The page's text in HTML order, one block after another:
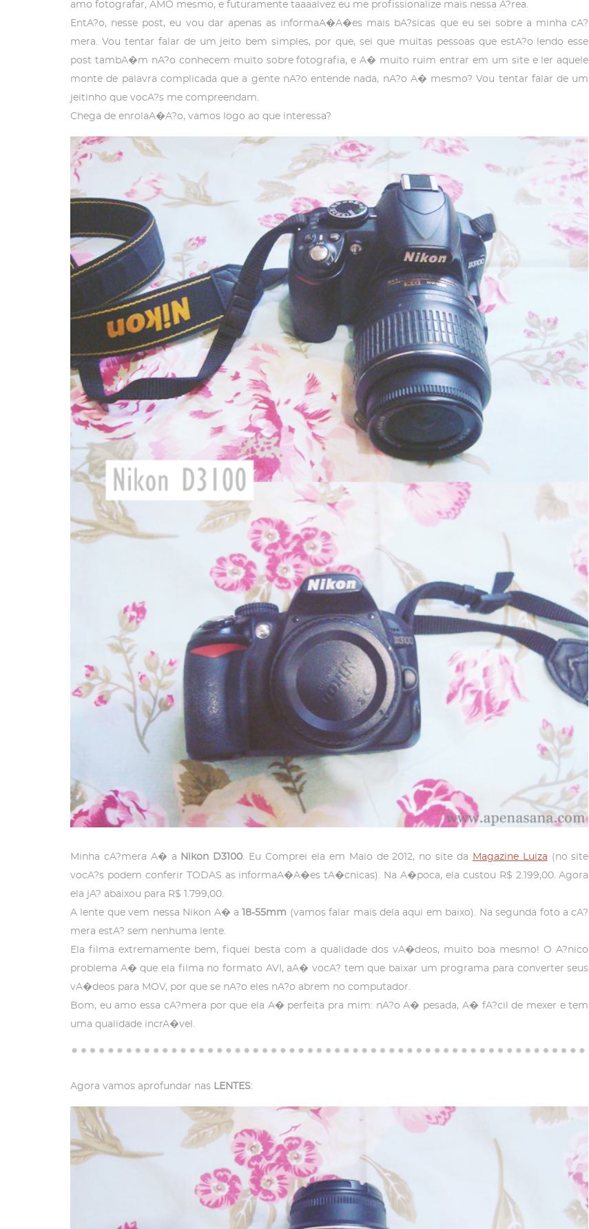
amo fotografar, AMO mesmo, e futuramente taaaalvez eu me profissionalize mais nessa A?rea.
EntA?o, nesse post, eu vou dar apenas as informaA�A�es mais bA?sicas que eu sei sobre a minha cA?
mera. Vou tentar falar de um jeito bem simples, por que, sei que muitas pessoas que estA?o lendo esse
post tambA�m nA?o conhecem muito sobre fotografia, e A� muito ruim entrar em um site e ler aquele
monte de palavra complicada que a gente nA?o entende nada, nA?o A� mesmo? Vou tentar falar de um
jeitinho que vocA?s me compreendam.
Chega de enrolaA�A?o, vamos logo ao que interessa?
Minha cA?mera A� a Nikon D3100. Eu Comprei ela em Maio de 2012, no site da Magazine Luiza (no site
vocA?s podem conferir TODAS as informaA�A�es tA�cnicas). Na A�poca, ela custou R$ 2.199,00. Agora
ela jA? abaixou para R$ 1.799,00.
A lente que vem nessa Nikon A� a
18-55mm (vamos falar mais dela aqui em baixo). Na segunda foto a cA?
mera estA? sem nenhuma lente.
Ela filma extremamente bem, fiquei besta com a qualidade dos vA�deos, muito boa mesmo! O A?nico
problema A� que ela filma no formato AVI, aA� vocA? tem que baixar um programa para converter seus
vA�deos para MOV, por que se nA?o eles nA?o abrem no computador.
Bom, eu amo essa cA?mera por que ela A� perfeita pra mim: nA?o A� pesada, A� fA?cil de mexer e tem
uma qualidade incrA�vel.
Agora vamos aprofundar nas LENTES: